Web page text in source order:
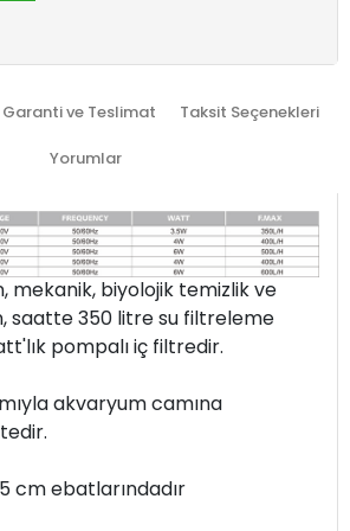
Garanti ve Teslimat Taksit Seçenekleri
Yorumlar
mekanik, biyolojik temizlik ve
saatte 350 litre su filtreleme
pompalı iç filtredir.
akvaryum camına
cm ebatlarındadır